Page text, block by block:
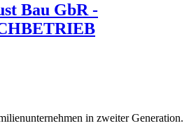
Bau GbR -
in zweiter Generation.